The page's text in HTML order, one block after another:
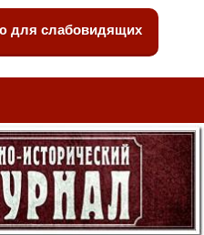
для слабовидящих